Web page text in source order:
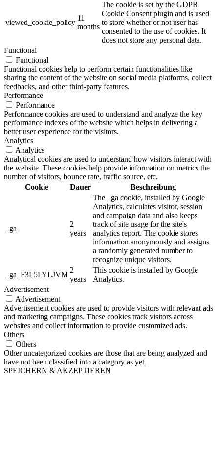
viewed_cookie_policy
11
months
The cookie is set by the GDPR
Cookie Consent plugin and is used
to store whether or not user has
consented to the use of cookies. It
does not store any personal data.
Functional
Functional
Functional cookies help to perform certain functionalities like
sharing the content of the website on social media platforms, collect
feedbacks, and other third-party features.
Performance
Performance
Performance cookies are used to understand and analyze the key
performance indexes of the website which helps in delivering a
better user experience for the visitors.
Analytics
Analytics
Analytical cookies are used to understand how visitors interact with
the website. These cookies help provide information on metrics the
number of visitors, bounce rate, traffic source, etc.
Cookie
Dauer Beschreibung
_ga
2
years
The _ga cookie, installed by Google
Analytics, calculates visitor, session
and campaign data and also keeps
track of site usage for the site's
analytics report. The cookie stores
information anonymously and assigns
a randomly generated number to
recognize unique visitors.
_ga_F3L5LYLJVM
2
years
This cookie is installed by Google
Analytics.
Advertisement
Advertisement
Advertisement cookies are used to provide visitors with relevant ads
and marketing campaigns. These cookies track visitors across
websites and collect information to provide customized ads.
Others
Others
Other uncategorized cookies are those that are being analyzed and
have not been classified into a category as yet.
SPEICHERN & AKZEPTIEREN